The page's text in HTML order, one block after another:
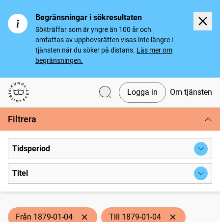
Begränsningar i sökresultaten
Sökträffar som är yngre än 100 år och
omfattas av upphovsrätten visas inte längre i
tjänsten när du söker på distans. Läs mer om
begränsningen.
Svenska tidningar
Logga in Om tjänsten
Filtrera
Tidsperiod
Titel
Från 1879-01-04 Till 1879-01-04